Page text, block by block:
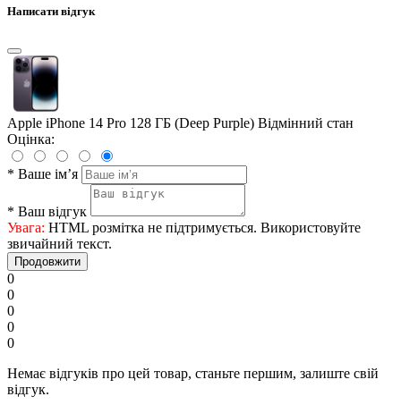
Написати відгук
Apple iPhone 14 Pro 128 ГБ (Deep Purple) Відмінний стан
Оцінка:
* Ваше ім’я
* Ваш відгук
Увага: HTML розмітка не підтримується. Використовуйте
звичайний текст.
Продовжити
0
0
0
0
0
Немає відгуків про цей товар, станьте першим, залиште свій
відгук.